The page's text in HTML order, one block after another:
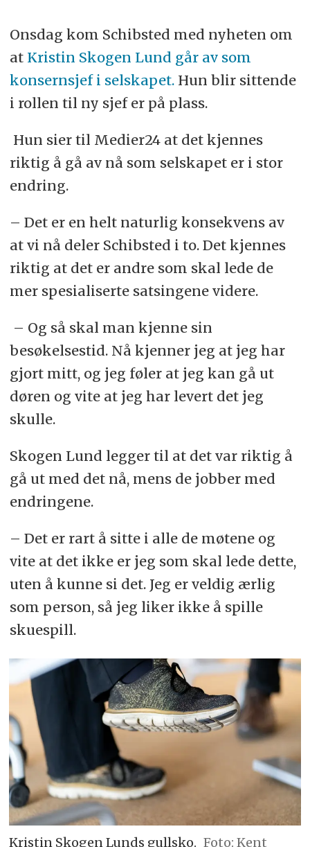
Onsdag kom Schibsted med nyheten om
atKristin Skogen Lund går av som
konsernsjef i selskapet.Hun blir sittende
i rollen til ny sjef er på plass.
Hun sier til Medier24 at det kjennes
riktig å gå av nå som selskapet er i stor
endring.
– Det er en helt naturlig konsekvens av
at vi nå deler Schibsted i to. Det kjennes
riktig at det er andre som skal lede de
mer spesialiserte satsingene videre.
– Og så skal man kjenne sin
besøkelsestid. Nå kjenner jeg at jeg har
gjort mitt, og jeg føler at jeg kan gå ut
døren og vite at jeg har levert det jeg
skulle.
Skogen Lund legger til at det var riktig å
gå ut med det nå, mens de jobber med
endringene.
– Det er rart å sitte i alle de møtene og
vite at det ikke er jeg som skal lede dette,
uten å kunne si det. Jeg er veldig ærlig
som person, så jeg liker ikke å spille
skuespill.
Kristin Skogen Lunds gullsko. Foto: Kent